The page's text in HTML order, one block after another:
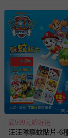
費用，可能會
商品實際的配
已出貨通知之
如您收到商品
情形，您可申
若您對於會員
式、折價券與
問，你可詳見：
預購商品：預
助取消退款事
滿599元贈好禮
汪汪隊驅蚊貼片-6